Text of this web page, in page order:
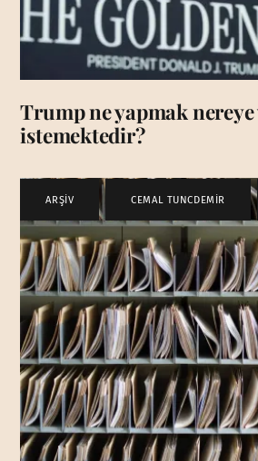
Trump ne yapmak
istemektedir?
ARŞİV CEMAL TUNCDEMİR ,